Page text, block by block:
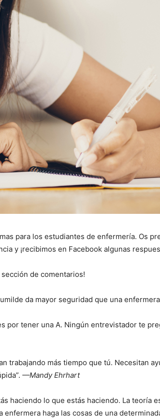
I WANT IN
read and accept the
para los estudiantes de enfermería. Os
y ¡recibimos en Facebook algunas
sección de comentarios!
da mayor seguridad que una
por tener una A. Ningún entrevistador te
trabajando más tiempo que tú. Necesitan
—Mandy Ehrhart
haciendo lo que estás haciendo. La teoría
haga las cosas de una